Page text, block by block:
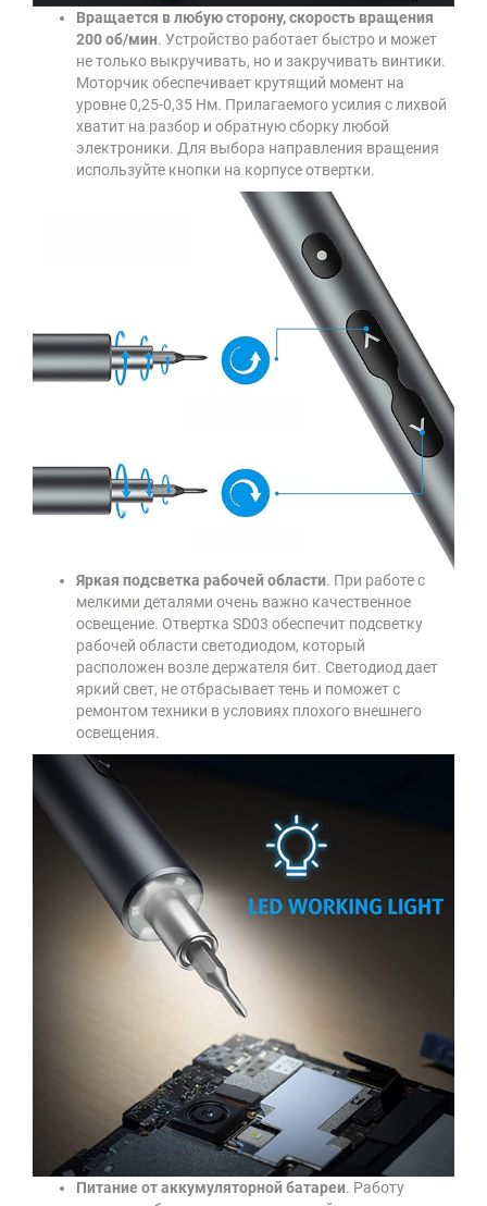
Вращается в любую сторону, скорость вращения
200 об/мин. Устройство работает быстро и может
не только выкручивать, но и закручивать винтики.
Моторчик обеспечивает крутящий момент на
уровне 0,25-0,35 Нм. Прилагаемого усилия с лихвой
хватит на разбор и обратную сборку любой
электроники. Для выбора направления вращения
используйте кнопки на корпусе отвертки.
Яркая подсветка рабочей области. При работе с
мелкими деталями очень важно качественное
освещение. Отвертка SD03 обеспечит подсветку
рабочей области светодиодом, который
расположен возле держателя бит. Светодиод дает
яркий свет, не отбрасывает тень и поможет с
ремонтом техники в условиях плохого внешнего
освещения.
Питание от аккумуляторной батареи. Работу